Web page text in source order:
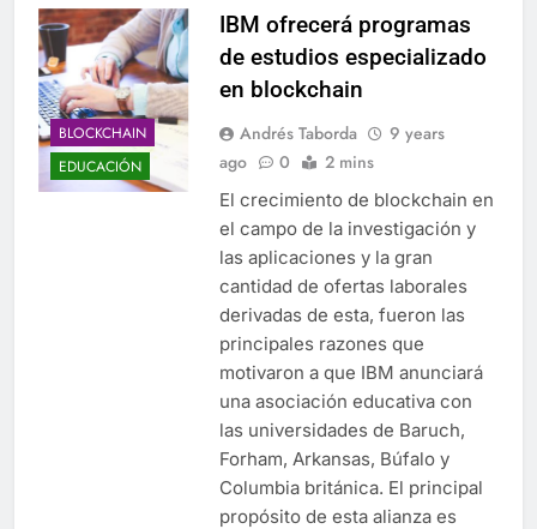
BLOCKCHAIN
EDUCACIÓN
IBM ofrecerá programas
de estudios especializado
en blockchain
Andrés Taborda
9 years
ago
0 2 mins
El crecimiento de blockchain en
el campo de la investigación y
las aplicaciones y la gran
cantidad de ofertas laborales
derivadas de esta, fueron las
principales razones que
motivaron a que IBM anunciará
una asociación educativa con
las universidades de Baruch,
Forham, Arkansas, Búfalo y
Columbia británica. El principal
propósito de esta alianza es